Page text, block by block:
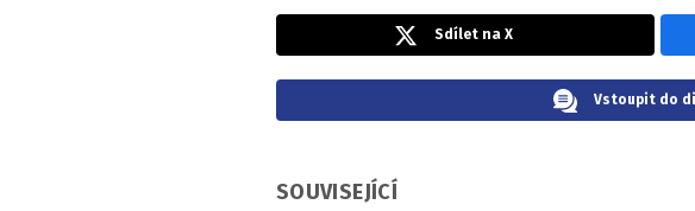
Sdílet na X
Vstoupit do
SOUVISEJÍCÍ